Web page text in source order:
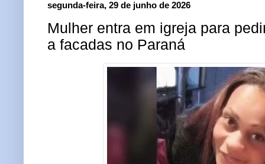
segunda-feira, 29 de junho de 2026
Mulher entra em igreja para
a facadas no Paraná